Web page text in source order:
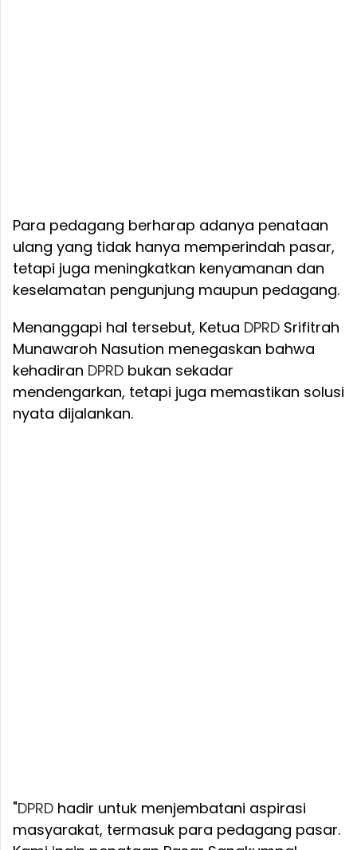
Para pedagang berharap adanya penataan
ulang yang tidak hanya memperindah pasar,
tetapi juga meningkatkan kenyamanan dan
keselamatan pengunjung maupun pedagang.
Menanggapi hal tersebut, Ketua DPRD Srifitrah
Munawaroh Nasution menegaskan bahwa
kehadiran DPRD bukan sekadar
mendengarkan, tetapi juga memastikan solusi
nyata dijalankan.
"DPRD hadir untuk menjembatani aspirasi
masyarakat, termasuk para pedagang pasar.